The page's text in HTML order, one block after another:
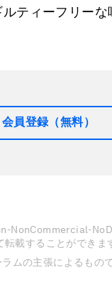
ティーフリーな
会員登録（無料）
NonCommercial-
載することができま
ムの主張によるもの